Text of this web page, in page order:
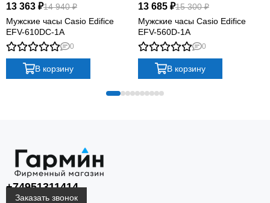
13 363 ₽14 940 ₽
Мужские часы Casio Edifice
EFV-610DC-1A
0
В корзину
13 685 ₽15 300 ₽
Мужские часы Casio Edifice
EFV-560D-1A
0
В корзину
+74951311414
Заказать звонок